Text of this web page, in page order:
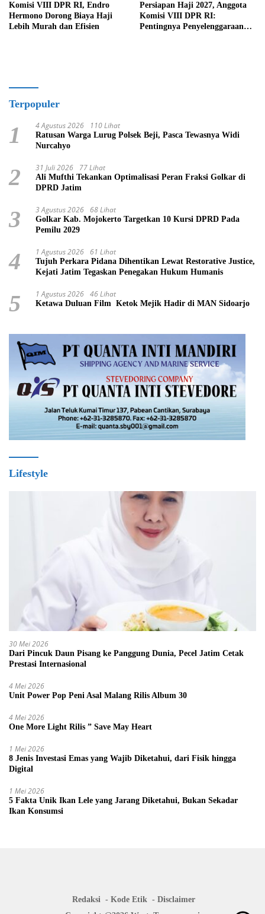
Komisi VIII DPR RI, Endro
Hermono Dorong Biaya Haji
Lebih Murah dan Efisien
Persiapan Haji 2027, Anggota
Komisi VIII DPR RI:
Pentingnya Penyelenggaraan
Terpopuler
1 4 Agustus 2026 110 Lihat
Ratusan Warga Lurug Polsek Beji, Pasca Tewasnya Widi
Nurcahyo
2 31 Juli 2026 77 Lihat
Ali Mufthi Tekankan Optimalisasi Peran Fraksi Golkar di
DPRD Jatim
3 3 Agustus 2026 68 Lihat
Golkar Kab. Mojokerto Targetkan 10 Kursi DPRD Pada
Pemilu 2029
4 1 Agustus 2026 61 Lihat
Tujuh Perkara Pidana Dihentikan Lewat Restorative Justice,
Kejati Jatim Tegaskan Penegakan Hukum Humanis
5 1 Agustus 2026 46 Lihat
Ketawa Duluan Film Ketok Mejik Hadir di MAN Sidoarjo
Lifestyle
30 Mei 2026
Dari Pincuk Daun Pisang ke Panggung Dunia, Pecel Jatim Cetak
Prestasi Internasional
4 Mei 2026
Unit Power Pop Peni Asal Malang Rilis Album 30
4 Mei 2026
One More Light Rilis ” Save May Heart
1 Mei 2026
8 Jenis Investasi Emas yang Wajib Diketahui, dari Fisik hingga
Digital
1 Mei 2026
5 Fakta Unik Ikan Lele yang Jarang Diketahui, Bukan Sekadar
Ikan Konsumsi
Redaksi Kode Etik
Disclaimer